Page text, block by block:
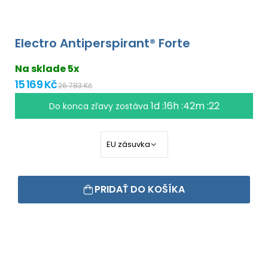
Electro Antiperspirant® Forte
Na sklade 5x
15 169 Kč26 783 Kč
Do konca zľavy zostáva 1d :16h :42m :22
PRIDAŤ DO KOŠÍKA